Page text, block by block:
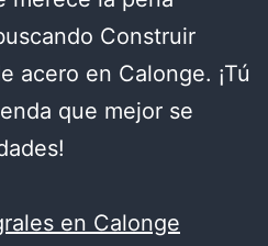
Construir
acero en Calonge. ¡Tú
que mejor se
en Calonge